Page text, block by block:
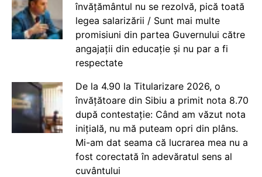
învățământul nu se rezolvă, pică toată
legea salarizării / Sunt mai multe
promisiuni din partea Guvernului către
angajații din educație și nu par a fi
respectate
De la 4.90 la Titularizare 2026, o
învățătoare din Sibiu a primit nota 8.70
după contestație: Când am văzut nota
inițială, nu mă puteam opri din plâns.
Mi-am dat seama că lucrarea mea nu a
fost corectată în adevăratul sens al
cuvântului